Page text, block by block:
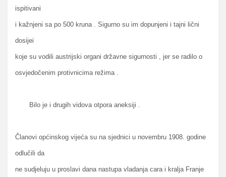
ispitivani
i kažnjeni sa po 500 kruna . Sigurno su im dopunjeni i tajni lični
dosijei
koje su vodili austrijski organi državne sigurnosti , jer se radilo o
osvjedočenim protivnicima režima .
Bilo je i drugih vidova otpora aneksiji .
Članovi općinskog vijeća su na sjednici u novembru 1908. godine
odlučili da
ne sudjeluju u proslavi dana nastupa vladanja cara i kralja Franje